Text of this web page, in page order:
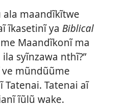
ala maandĩkĩtwe
ĩkasetinĩ ya Biblical
Maandĩkonĩ ma
syĩnzawa nthĩ?”
ve mũndũũme
Tatenai aĩ
ĩũlũ wake.